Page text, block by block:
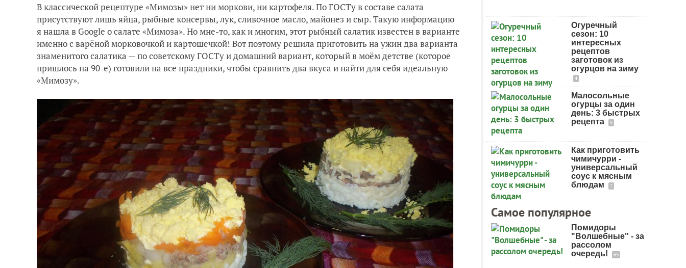
В классической рецептуре «Мимозы» нет ни моркови, ни картофеля. По ГОСТу в составе салата
присутствуют лишь яйца, рыбные консервы, лук, сливочное масло, майонез и сыр. Такую информацию
я нашла в Google о салате «Мимоза». Но мне-то, как и многим, этот рыбный салатик известен в варианте
именно с варёной морковочкой и картошечкой! Вот поэтому решила приготовить на ужин два варианта
знаменитого салатика — по советскому ГОСТу и домашний вариант, который в моём детстве (которое
пришлось на 90-е) готовили на все праздники, чтобы сравнить два вкуса и найти для себя идеальную
«Мимозу».
Огуречный
сезон: 10
интересных
рецептов
заготовок из
огурцов на зиму
4
Малосольные
огурцы за один
день: 3 быстрых
рецепта
5
Как приготовить
чимичурри -
универсальный
соус к мясным
блюдам
7
Самое популярное
Помидоры
"Волшебные" - за
рассолом
очередь!
63